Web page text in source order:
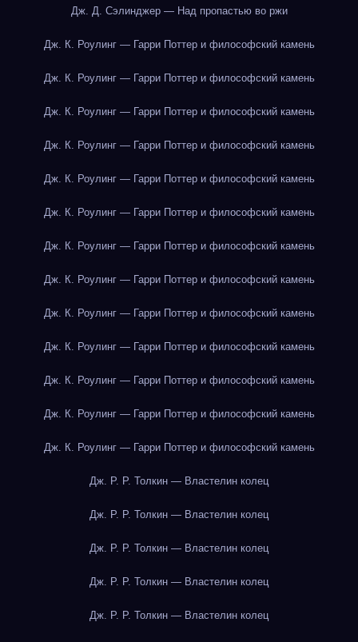
Дж. Д. Сэлинджер — Над пропастью во ржи
Дж. К. Роулинг — Гарри Поттер и философский камень
Дж. К. Роулинг — Гарри Поттер и философский камень
Дж. К. Роулинг — Гарри Поттер и философский камень
Дж. К. Роулинг — Гарри Поттер и философский камень
Дж. К. Роулинг — Гарри Поттер и философский камень
Дж. К. Роулинг — Гарри Поттер и философский камень
Дж. К. Роулинг — Гарри Поттер и философский камень
Дж. К. Роулинг — Гарри Поттер и философский камень
Дж. К. Роулинг — Гарри Поттер и философский камень
Дж. К. Роулинг — Гарри Поттер и философский камень
Дж. К. Роулинг — Гарри Поттер и философский камень
Дж. К. Роулинг — Гарри Поттер и философский камень
Дж. К. Роулинг — Гарри Поттер и философский камень
Дж. Р. Р. Толкин — Властелин колец
Дж. Р. Р. Толкин — Властелин колец
Дж. Р. Р. Толкин — Властелин колец
Дж. Р. Р. Толкин — Властелин колец
Дж. Р. Р. Толкин — Властелин колец